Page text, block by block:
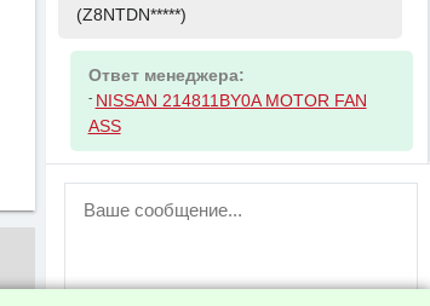
(Z8NTDN*****)
Ответ менеджера:
- NISSAN 214811BY0A MOTOR FAN
ASS
ВНИМАНИЕ!
пользователей временно отключена!